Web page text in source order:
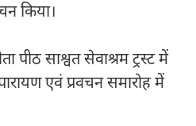
किया।
पीठ साश्वत सेवाश्रम ट्रस्ट में
एवं प्रवचन समारोह में